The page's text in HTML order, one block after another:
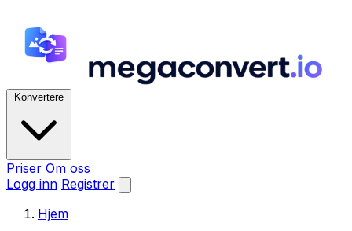
Konvertere
Priser Om oss
Logg inn Registrer
Hjem